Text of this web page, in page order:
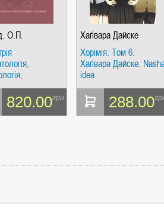
О.П.
методичний
За ред. О.П.
820.00грн
Хаґівара Дайске
Хорімія. Том 6.
Хаґівара Дайске.
idea
288.00
.